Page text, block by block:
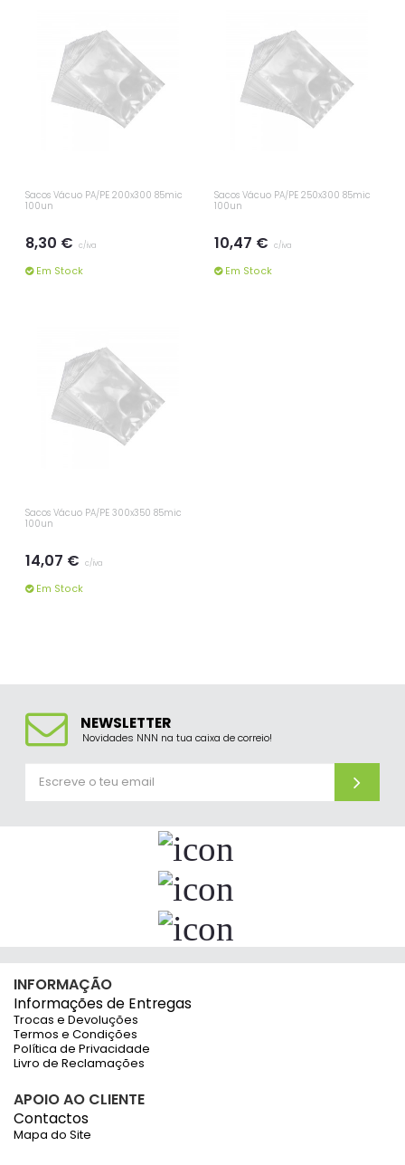
Sacos Vácuo PA/PE 200x300 85mic
100un
8,30 € c/iva
Em Stock
Sacos Vácuo PA/PE 250x300 85mic
100un
10,47 € c/iva
Em Stock
Sacos Vácuo PA/PE 300x350 85mic
100un
14,07 € c/iva
Em Stock
NEWSLETTER
Novidades NNN na tua caixa de correio!
INFORMAÇÃO
Informações de Entregas
Trocas e Devoluções
Termos e Condições
Política de Privacidade
Livro de Reclamações
APOIO AO CLIENTE
Contactos
Mapa do Site